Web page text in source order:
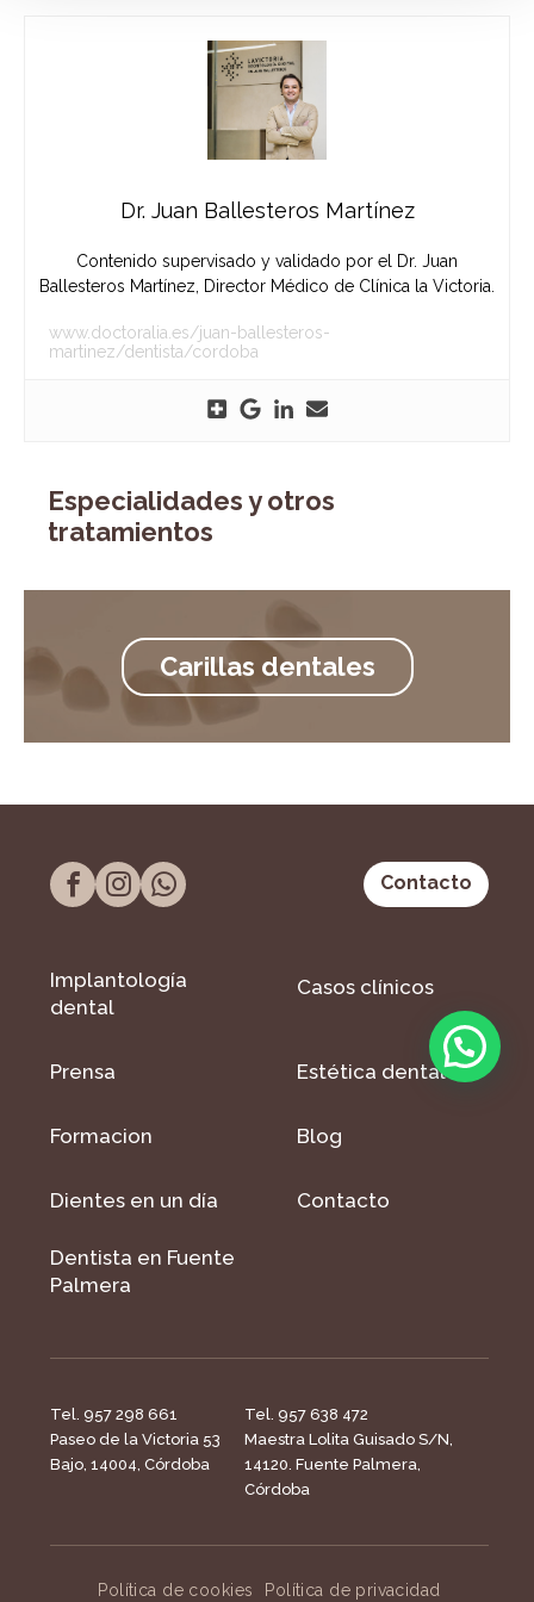
Dr. Juan Ballesteros Martínez
Contenido supervisado y validado por el Dr. Juan
Ballesteros Martínez, Director Médico de Clínica la Victoria.
www.doctoralia.es/juan-ballesteros-
martinez/dentista/cordoba
Especialidades y otros
tratamientos
Carillas dentales
Contacto
Implantología
dental
Casos clínicos
Prensa Estética dental
Formacion Blog
Dientes en un día Contacto
Dentista en Fuente
Palmera
Tel. 957 298 661
Paseo de la Victoria 53
Bajo, 14004, Córdoba
Tel. 957 638 472
Maestra Lolita Guisado S/N,
14120. Fuente Palmera,
Córdoba
Política de cookies Política de privacidad